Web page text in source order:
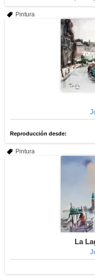
Pintura
Reproducción desde:
Pintura
La